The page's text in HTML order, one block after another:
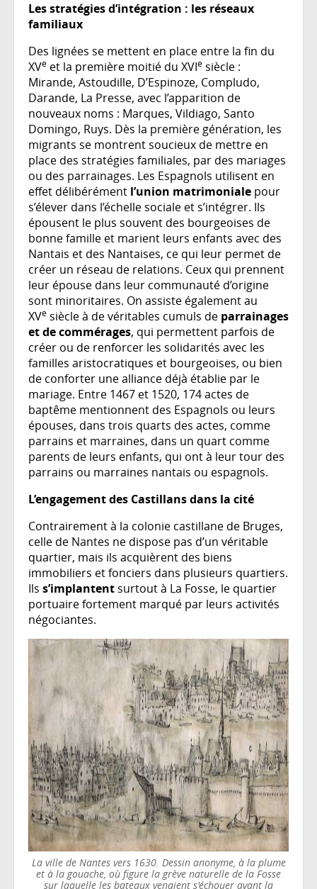
Les stratégies d’intégration : les réseaux
familiaux
Des lignées se mettent en place entre la fin du
XVe et la première moitié du XVIe siècle :
Mirande, Astoudille, D’Espinoze, Compludo,
Darande, La Presse, avec l’apparition de
nouveaux noms : Marques, Vildiago, Santo
Domingo, Ruys. Dès la première génération, les
migrants se montrent soucieux de mettre en
place des stratégies familiales, par des mariages
ou des parrainages. Les Espagnols utilisent en
effet délibérément l’union matrimoniale pour
s’élever dans l’échelle sociale et s’intégrer. Ils
épousent le plus souvent des bourgeoises de
bonne famille et marient leurs enfants avec des
Nantais et des Nantaises, ce qui leur permet de
créer un réseau de relations. Ceux qui prennent
leur épouse dans leur communauté d’origine
sont minoritaires. On assiste également au
XVe siècle à de véritables cumuls de parrainages
et de commérages, qui permettent parfois de
créer ou de renforcer les solidarités avec les
familles aristocratiques et bourgeoises, ou bien
de conforter une alliance déjà établie par le
mariage. Entre 1467 et 1520, 174 actes de
baptême mentionnent des Espagnols ou leurs
épouses, dans trois quarts des actes, comme
parrains et marraines, dans un quart comme
parents de leurs enfants, qui ont à leur tour des
parrains ou marraines nantais ou espagnols.
L’engagement des Castillans dans la cité
Contrairement à la colonie castillane de Bruges,
celle de Nantes ne dispose pas d’un véritable
quartier, mais ils acquièrent des biens
immobiliers et fonciers dans plusieurs quartiers.
Ils s’implantentsurtout à La Fosse, le quartier
portuaire fortement marqué par leurs activités
négociantes.
La ville de Nantes vers 1630. Dessin anonyme, à la plume
et à la gouache, où figure la grève naturelle de la Fosse
sur laquelle les bateaux venaient s'échouer avant la